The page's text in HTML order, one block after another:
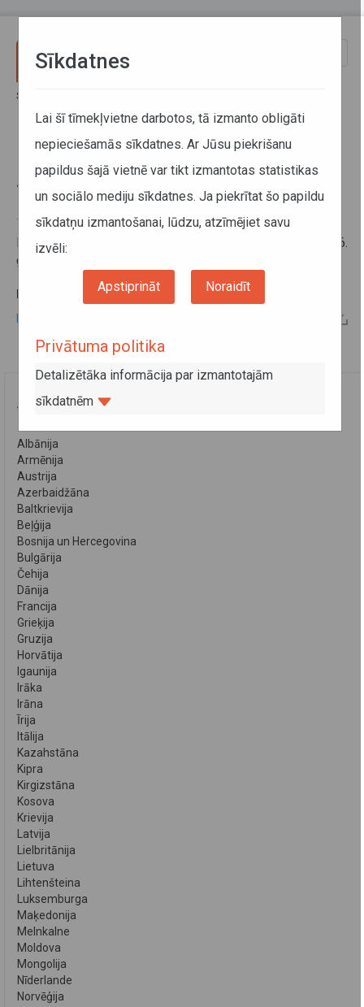
Sākums
Braukšanas ierobežojumi Polijā
2026. gadā
17. decembris 2025
Informāciju par braukšanas ierobežojumiem Polijā 2026.
gadā skatīt zemāk pie papildu informācijas.
PAPILDU INFORMĀCIJA:
VALSTIS
Albānija
Armēnija
Austrija
Azerbaidžāna
Baltkrievija
Beļģija
Bosnija un Hercegovina
Bulgārija
Čehija
Dānija
Francija
Grieķija
Gruzija
Horvātija
Igaunija
Irāka
Irāna
Īrija
Itālija
Kazahstāna
Kipra
Kirgizstāna
Kosova
Krievija
Latvija
Lielbritānija
Lietuva
Lihtenšteina
Luksemburga
Maķedonija
Melnkalne
Moldova
Mongolija
Nīderlande
Norvēģija
Sīkdatnes
Lai šī tīmekļvietne darbotos, tā izmanto obligāti
nepieciešamās sīkdatnes. Ar Jūsu piekrišanu
papildus šajā vietnē var tikt izmantotas statistikas
un sociālo mediju sīkdatnes. Ja piekrītat šo papildu
sīkdatņu izmantošanai, lūdzu, atzīmējiet savu
izvēli:
Apstiprināt Noraidīt
Privātuma politika
Detalizētāka informācija par izmantotajām
sīkdatnēm